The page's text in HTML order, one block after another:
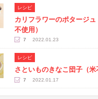
レシピ
カリフラワーのポタージ
不使用）
7 2022.01.23
レシピ
さといものきなこ団子（米
7 2022.01.17